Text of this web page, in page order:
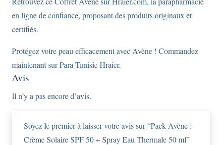
en ligne de confiance, proposant des produits originaux et
certifiés.
Protégez votre peau efficacement avec Avène ! Commandez
maintenant sur Para Tunisie Hraier.
Avis
Il n’y a pas encore d’avis.
Soyez le premier à laisser votre avis sur “Pack Avène :
Crème Solaire SPF 50 + Spray Eau Thermale 50 ml”